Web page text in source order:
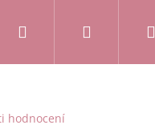
Mikiny a kardigany
Přihlášení
hodnocení